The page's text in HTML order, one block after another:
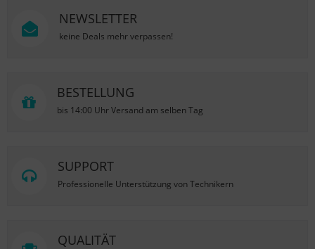
NEWSLETTER
keine Deals mehr verpassen!
BESTELLUNG
bis 14:00 Uhr Versand am selben Tag
SUPPORT
Professionelle Unterstützung von Technikern
QUALITÄT